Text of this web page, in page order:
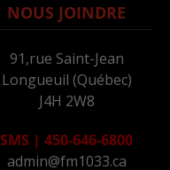
NOUS JOINDRE
91,rue Saint-Jean
Longueuil (Québec)
J4H 2W8
SMS | 450-646-6800
admin@fm1033.ca